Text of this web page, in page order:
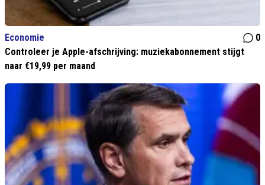
Economie
0
Controleer je Apple-afschrijving: muziekabonnement stijgt
naar €19,99 per maand